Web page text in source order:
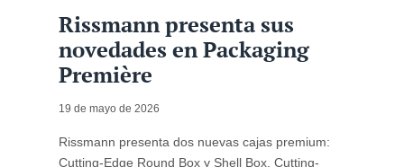
Rissmann presenta sus
novedades en Packaging
Première
19 de mayo de 2026
Rissmann presenta dos nuevas cajas premium:
Cutting-Edge Round Box y Shell Box. Cutting-